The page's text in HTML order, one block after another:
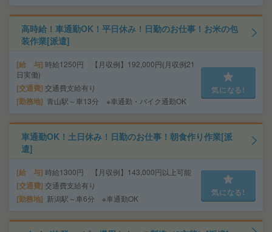
高時給！車通勤OK！平日休み！日勤のお仕事！お米の包
装作業[派遣]
給 与 時給1250円 【月収例】192,000円(月収例21
日実働)
交通費 交通費支給有り
勤務地 青山駅～車13分 ※車通勤・バイク通勤OK
気になる!
車通勤OK！土日休み！日勤のお仕事！朝食作り作業[派
遣]
給 与 時給1300円 【月収例】143,000円以上可能
交通費 交通費支給有り
勤務地 新潟駅～車6分 ※車通勤OK
気になる!